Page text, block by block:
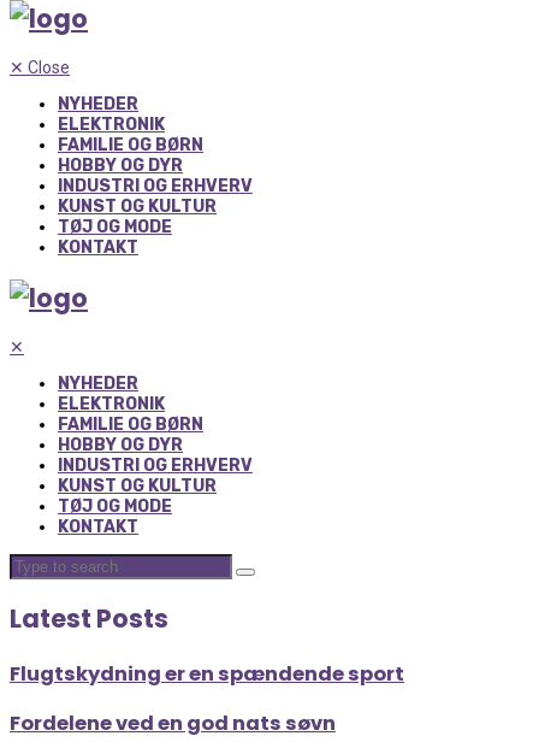
✕ Close
NYHEDER
ELEKTRONIK
FAMILIE OG BØRN
HOBBY OG DYR
INDUSTRI OG ERHVERV
KUNST OG KULTUR
TØJ OG MODE
KONTAKT
✕
NYHEDER
ELEKTRONIK
FAMILIE OG BØRN
HOBBY OG DYR
INDUSTRI OG ERHVERV
KUNST OG KULTUR
TØJ OG MODE
KONTAKT
Latest Posts
Flugtskydning er en spændende sport
Fordelene ved en god nats søvn